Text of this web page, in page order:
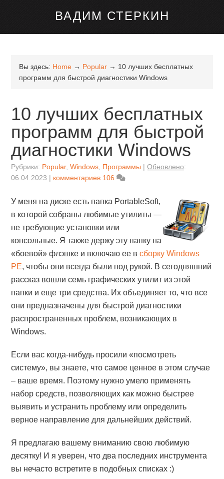
ВАДИМ СТЕРКИН
Вы здесь: Home → Popular → 10 лучших бесплатных
программ для быстрой диагностики Windows
10 лучших бесплатных
программ для быстрой
диагностики Windows
Рубрики: Popular,Windows Программы Обновлено:
06.04.2023
комментариев 106
У меня на диске есть папка PortableSoft,
в которой собраны любимые утилиты —
не требующие установки или
консольные. Я также держу эту папку на
«боевой» флэшке и включаю ее всборку Windows
PE, чтобы они всегда были под рукой. В сегодняшний
рассказ вошли семь графических утилит из этой
папки и еще три средства. Их объединяет то, что все
они предназначены для быстрой диагностики
распространенных проблем, возникающих в
Windows.
Если вас когда-нибудь просили «посмотреть
систему», вы знаете, что самое ценное в этом случае
– ваше время. Поэтому нужно умело применять
набор средств, позволяющих как можно быстрее
выявить и устранить проблему или определить
верное направление для дальнейших действий.
Я предлагаю вашему вниманию свою любимую
десятку! И я уверен, что два последних инструмента
вы нечасто встретите в подобных списках :)